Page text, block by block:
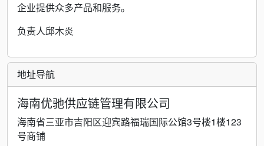
企业提供众多产品和服务。
负责人邱木炎
地址导航
海南优驰供应链管理有限公司
海南省三亚市吉阳区迎宾路福瑞国际公馆3号楼1楼123
号商铺